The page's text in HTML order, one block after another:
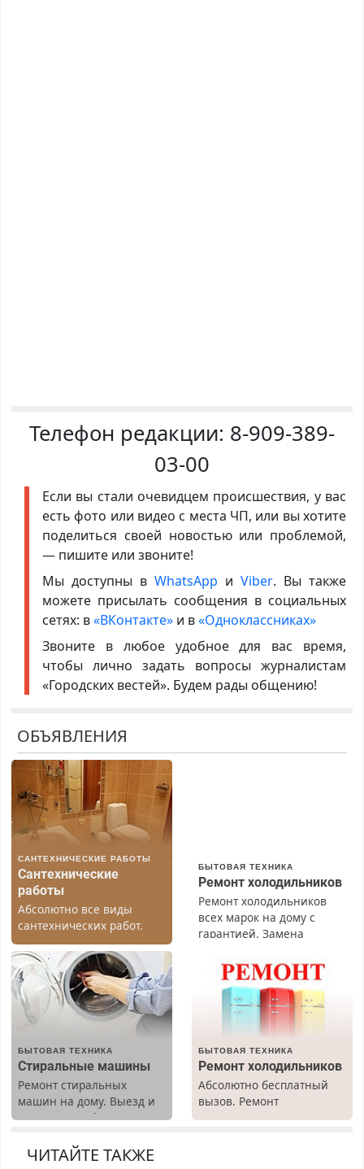
Телефон редакции: 8-909-389-
03-00
Если вы стали очевидцем происшествия, у вас
есть фото или видео с места ЧП, или вы хотите
поделиться своей новостью или проблемой,
— пишите или звоните!
Мы доступны в WhatsApp иViber. Вы также
можете присылать сообщения в социальных
сетях: в«ВКонтакте»и в«Одноклассниках»
Звоните в любое удобное для вас время,
чтобы лично задать вопросы журналистам
«Городских вестей». Будем рады общению!
ОБЪЯВЛЕНИЯ
САНТЕХНИЧЕСКИЕ РАБОТЫ
Сантехнические
работы
Абсолютно все виды
сантехнических работ.
Быстро. Качественно.
Недорого.
БЫТОВАЯ ТЕХНИКА
Ремонт холодильников
Ремонт холодильников
всех марок на дому с
гарантией. Замена
Недорого. Без выходных.
Все районы. Скидка.
Вызов бесплатный.
БЫТОВАЯ ТЕХНИКА
Стиральные машины
Ремонт стиральных
машин на дому. Выезд и
диагностика бесплатно.
БЫТОВАЯ ТЕХНИКА
Ремонт холодильников
Абсолютно бесплатный
вызов. Ремонт
холодильников всех
ЧИТАЙТЕ ТАКЖЕ